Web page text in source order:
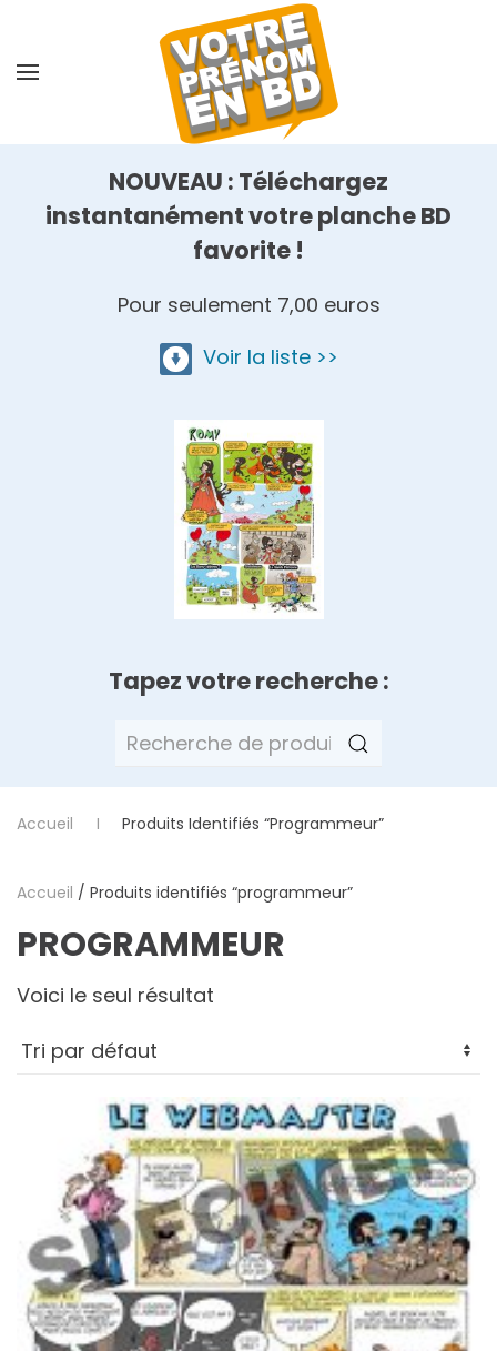
NOUVEAU : Téléchargez
instantanément votre planche BD
favorite !
Pour seulement 7,00 euros
Voir la liste >>
Tapez votre recherche :
Recherche
Accueil Produits Identifiés “programmeur”
Accueil / Produits identifiés “programmeur”
PROGRAMMEUR
Voici le seul résultat